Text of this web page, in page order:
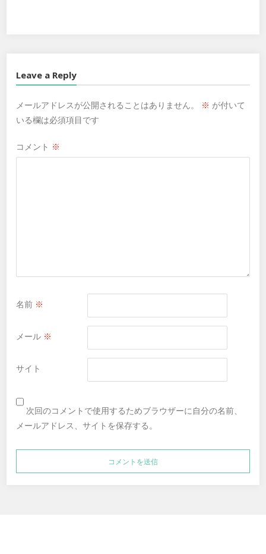
Leave a Reply
メールアドレスが公開されることはありません。 ※ が付いて
いる欄は必須項目です
コメント ※
名前 ※
メール ※
サイト
次回のコメントで使用するためブラウザーに自分の名前、
メールアドレス、サイトを保存する。